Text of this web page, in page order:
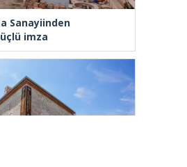
Sanayiinden
imza